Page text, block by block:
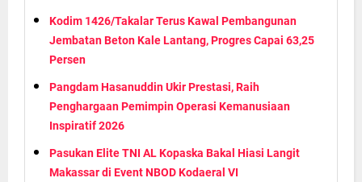
Kodim 1426/Takalar Terus Kawal Pembangunan
Jembatan Beton Kale Lantang, Progres Capai 63,25
Persen
Pangdam Hasanuddin Ukir Prestasi, Raih
Penghargaan Pemimpin Operasi Kemanusiaan
Inspiratif 2026
Pasukan Elite TNI AL Kopaska Bakal Hiasi Langit
Makassar di Event NBOD Kodaeral VI